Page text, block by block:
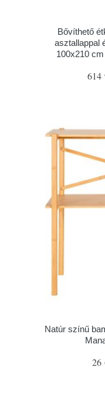
Bővíthető
asztallappal
100x210
614
Natúr színű
26